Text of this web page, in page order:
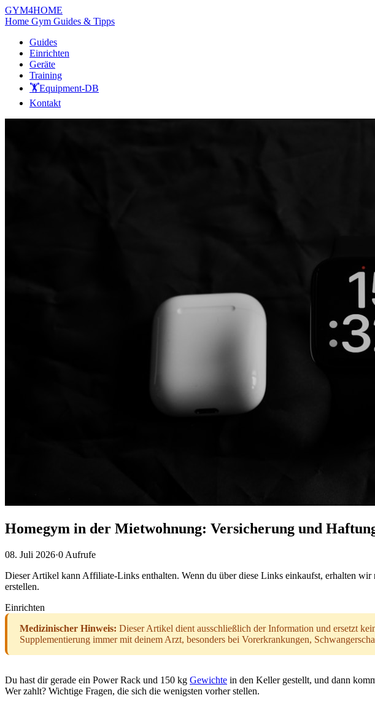
GYM4HOME
Home Gym Guides & Tipps
Guides
Einrichten
Geräte
Training
🏋️Equipment-DB
Kontakt
Homegym in der Mietwohnung: Versicherung und
08. Juli 2026·0 Aufrufe
Dieser Artikel kann Affiliate-Links enthalten. Wenn du über diese Links einkaufst, erhalten
erstellen.
Einrichten
Medizinischer Hinweis: Dieser Artikel dient ausschließlich der Information und ersetzt
Supplementierung immer mit deinem Arzt, besonders bei Vorerkrankungen,
Du hast dir gerade ein Power Rack und 150 kg Gewichte in den Keller gestellt, und dann
Wer zahlt? Wichtige Fragen, die sich die wenigsten vorher stellen.